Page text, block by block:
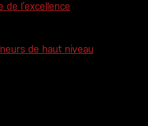
l’excellence
de haut niveau